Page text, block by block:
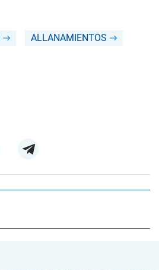
ALLANAMIENTOS